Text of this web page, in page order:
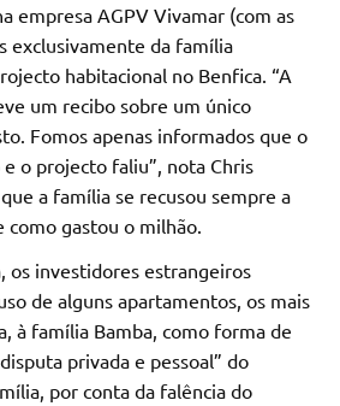
empresa AGPV Vivamar (com as
exclusivamente da família
habitacional no Benfica. “A
um recibo sobre um único
Fomos apenas informados que o
o projecto faliu”, nota Chris
a família se recusou sempre a
como gastou o milhão.
os investidores estrangeiros
de alguns apartamentos, os mais
à família Bamba, como forma de
privada e pessoal” do
por conta da falência do